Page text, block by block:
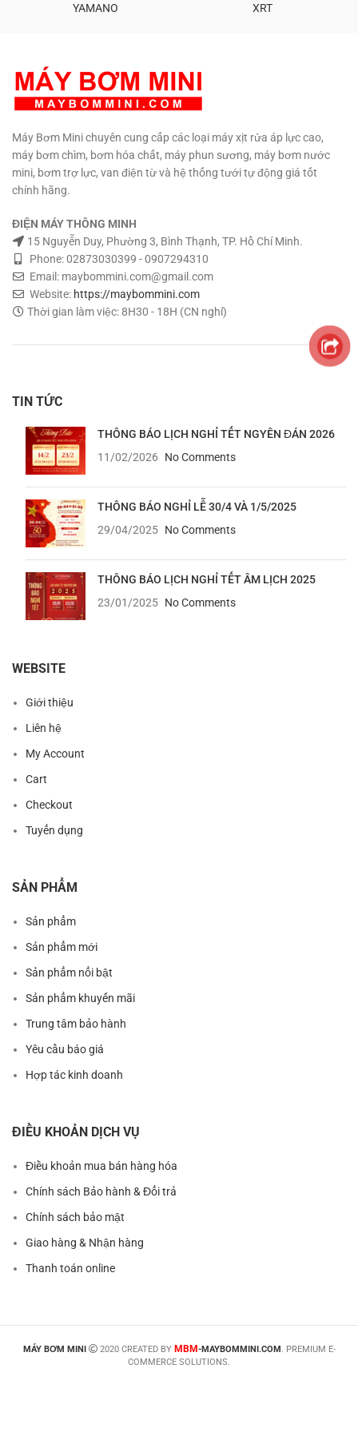
YAMANO XRT
Máy Bơm Mini chuyên cung cấp các loại máy xịt rửa áp lực cao,
máy bơm chìm, bơm hóa chất, máy phun sương, máy bơm nước
mini, bơm trợ lực, van điện từ và hệ thống tưới tự động giá tốt
chính hãng.
ĐIỆN MÁY THÔNG MINH
15 Nguyễn Duy, Phường 3, Bình Thạnh, TP. Hồ Chí Minh.
Phone: 02873030399 - 0907294310
Email: maybommini.com@gmail.com
Website: https://maybommini.com
Thời gian làm việc: 8H30 - 18H (CN nghỉ)
TIN TỨC
THÔNG BÁO LỊCH NGHỈ TẾT NGYÊN ĐÁN 2026
11/02/2026
No Comments
THÔNG BÁO NGHỈ LỄ 30/4 VÀ 1/5/2025
29/04/2025 No Comments
THÔNG BÁO LỊCH NGHỈ TẾT ÂM LỊCH 2025
23/01/2025 No Comments
WEBSITE
Giới thiệu
Liên hệ
My Account
Cart
Checkout
Tuyển dụng
SẢN PHẨM
Sản phẩm
Sản phẩm mới
Sản phẩm nổi bật
Sản phẩm khuyến mãi
Trung tâm bảo hành
Yêu cầu báo giá
Hợp tác kinh doanh
ĐIỀU KHOẢN DỊCH VỤ
Điều khoản mua bán hàng hóa
Chính sách Bảo hành & Đổi trả
Chính sách bảo mật
Giao hàng & Nhận hàng
Thanh toán online
MÁY BƠM MINI 2020 CREATED BY MBM-MAYBOMMINI.COM . PREMIUM E-
COMMERCE SOLUTIONS.